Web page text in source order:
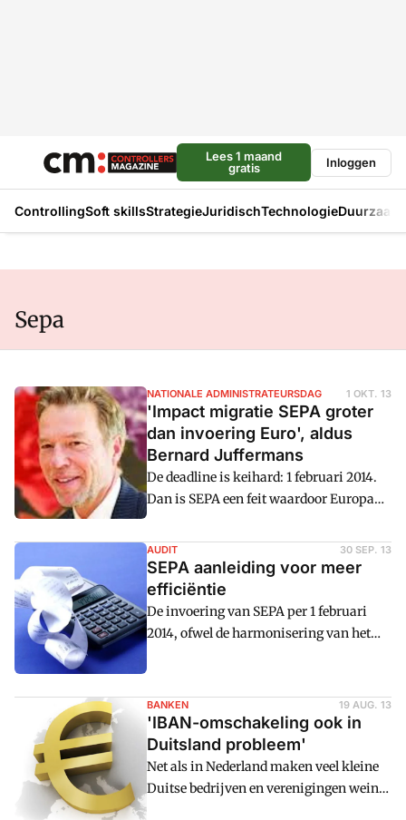
Lees 1 maand
gratis
Inloggen
ControllingSoft skillsStrategieJuridischTechnologie
Sepa
NATIONALE ADMINISTRATEURSDAG 1 OKT. 13
'Impact migratie SEPA groter
dan invoering Euro', aldus
Bernard Juffermans
De deadline is keihard: 1 februari 2014.
Dan is SEPA een feit waardoor Europa
ook voor het betalingsverkeer
u00e9u00e9n wordt. Deze harmonisatie
is niet alleen een technische operatie,
bedrijfsmatig kan het ook grote invloed
hebben. 'De impact van de migratie naar
SEPA is groter dan de invoering van
meer achter de schermen plaats. Het
gevaar is dan ook dat bedrijven te laat in
actie komen. En dat moeten ze echt
voorkomen, anders is deelname aan het
betalingsverkeer gewoonweg niet meer
mogelijk,' waarschuwt Bernard
Juffermans, programmamanager SEPA
AUDIT 30 SEP. 13
SEPA aanleiding voor meer
efficiëntie
De invoering van SEPA per 1 februari
2014, ofwel de harmonisering van het
maar kan bedrijven kostenbesparingen
opleveren, zeker als ze in verschillende
Europese landen zaken doen.
BANKEN 19 AUG. 13
'IBAN-omschakeling ook in
Duitsland probleem'
Net als in Nederland maken veel kleine
Duitse bedrijven en verenigingen weinig
haast met voorbereidingen voor de